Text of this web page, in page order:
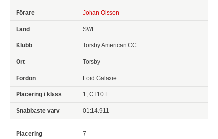
Johan Olsson
SWE
Torsby American CC
Torsby
Ford Galaxie
1, CT10 F
01:14.911
7